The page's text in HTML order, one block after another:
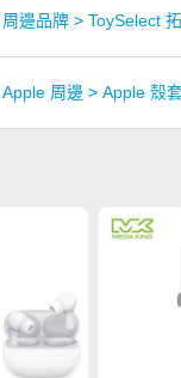
周邊品牌 > ToySelect
Apple 周邊 > Apple 殼